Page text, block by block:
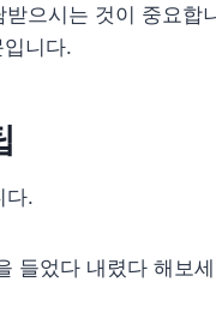
으시는 것이 중요합
니다.
다.
들었다 내렸다 해보